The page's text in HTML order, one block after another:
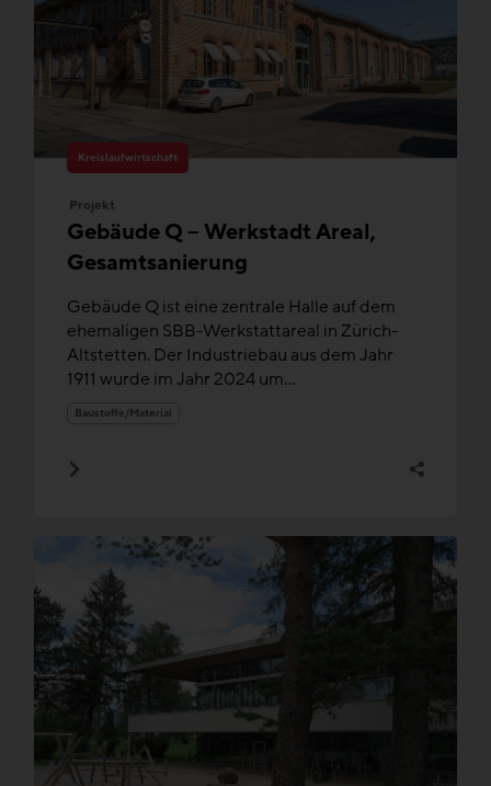
Kreislaufwirtschaft
Projekt
Gebäude Q – Werkstadt Areal,
Gesamtsanierung
Gebäude Q ist eine zentrale Halle auf dem
ehemaligen SBB-Werkstattareal in Zürich-
Altstetten. Der Industriebau aus dem Jahr
1911 wurde im Jahr 2024 um...
Baustoffe/Material